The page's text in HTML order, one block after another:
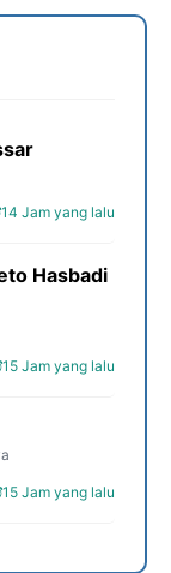
14 Jam yang lalu
Hasbadi
15 Jam yang lalu
15 Jam yang lalu